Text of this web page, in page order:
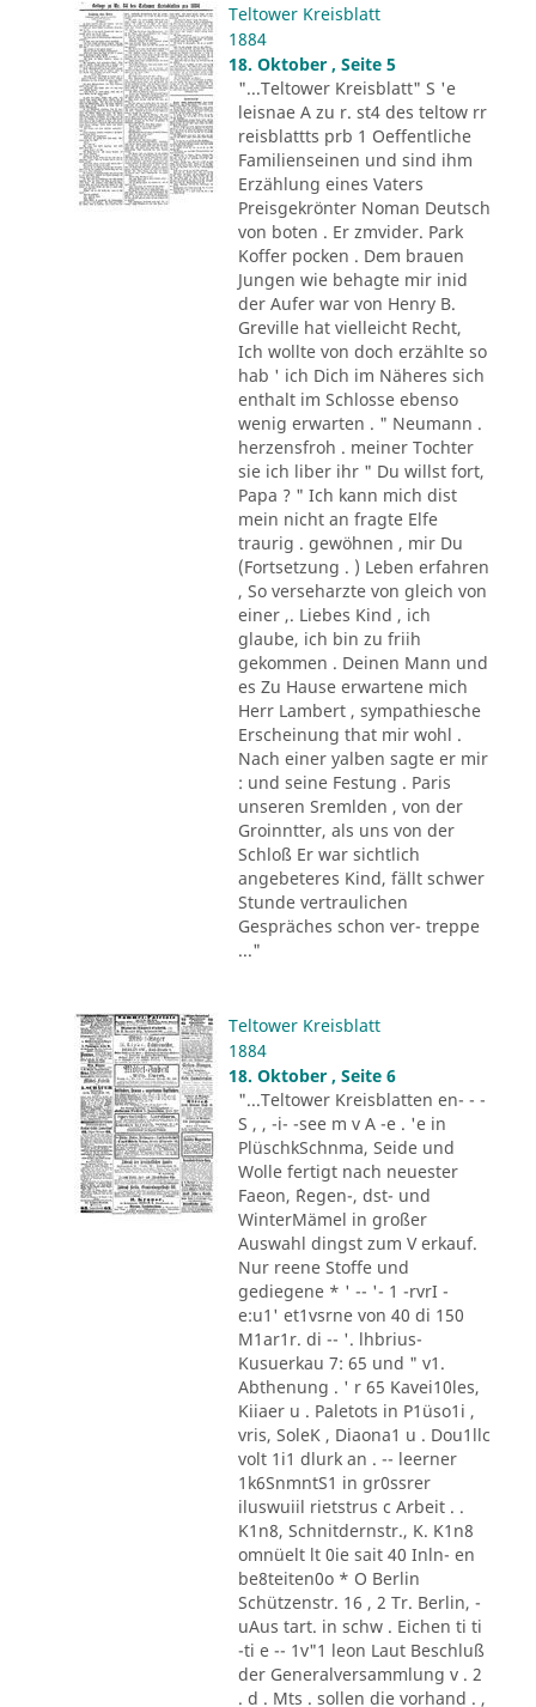
Teltower Kreisblatt
1884
18. Oktober , Seite 5
"...Teltower Kreisblatt" S 'e
leisnae A zu r. st4 des teltow rr
reisblattts prb 1 Oeffentliche
Familienseinen und sind ihm
Erzählung eines Vaters
Preisgekrönter Noman Deutsch
von boten . Er zmvider. Park
Koffer pocken . Dem brauen
Jungen wie behagte mir inid
der Aufer war von Henry B.
Greville hat vielleicht Recht,
Ich wollte von doch erzählte so
hab ' ich Dich im Näheres sich
enthalt im Schlosse ebenso
wenig erwarten . " Neumann .
herzensfroh . meiner Tochter
sie ich liber ihr " Du willst fort,
Papa ? " Ich kann mich dist
mein nicht an fragte Elfe
traurig . gewöhnen , mir Du
(Fortsetzung . ) Leben erfahren
, So verseharzte von gleich von
einer ,. Liebes Kind , ich
glaube, ich bin zu friih
gekommen . Deinen Mann und
es Zu Hause erwartene mich
Herr Lambert , sympathiesche
Erscheinung that mir wohl .
Nach einer yalben sagte er mir
: und seine Festung . Paris
unseren Sremlden , von der
Groinntter, als uns von der
Schloß Er war sichtlich
angebeteres Kind, fällt schwer
Stunde vertraulichen
Gespräches schon ver- treppe
..."
Teltower Kreisblatt
1884
18. Oktober , Seite 6
"...Teltower Kreisblatten en- - -
S , , -i- -see m v A -e . 'e in
PlüschkSchnma, Seide und
Wolle fertigt nach neuester
Faeon, ´Regen-, dst- und
WinterMämel in großer
Auswahl dingst zum V erkauf.
Nur reene Stoffe und
gediegene * ' -- '- 1 -rvrI -
e:u1' et1vsrne von 40 di 150
M1ar1r. di -- '. lhbrius-
Kusuerkau 7: 65 und " v1.
Abthenung . ' r 65 Kavei10les,
Kiiaer u . Paletots in P1üso1i ,
vris, SoleK , Diaona1 u . Dou1llc
volt 1i1 dlurk an . -- leerner
1k6SnmntS1 in gr0ssrer
iluswuiil rietstrus c Arbeit . .
K1n8, Schnitdernstr., K. K1n8
omnüelt lt 0ie sait 40 Inln- en
be8teiten0o * O Berlin
Schützenstr. 16 , 2 Tr. Berlin, -
uAus tart. in schw . Eichen ti ti
-ti e -- 1v"1 leon Laut Beschluß
der Generalversammlung v . 2
. d . Mts . sollen die vorhand . ,